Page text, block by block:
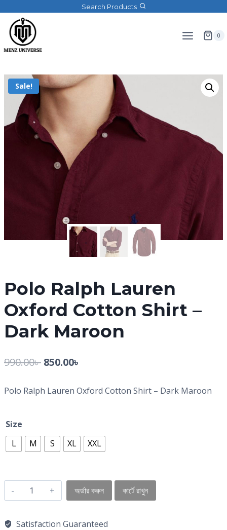
Search Products
0
Sale!
Polo Ralph Lauren
Oxford Cotton Shirt –
Dark Maroon
990.00৳ 850.00৳
Polo Ralph Lauren Oxford Cotton Shirt – Dark Maroon
Size
L
M S XL XXL
অর্ডার করুন কার্টে রাখুন
Satisfaction Guaranteed